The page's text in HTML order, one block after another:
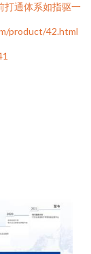
打通体系如指驱一
product/42.html